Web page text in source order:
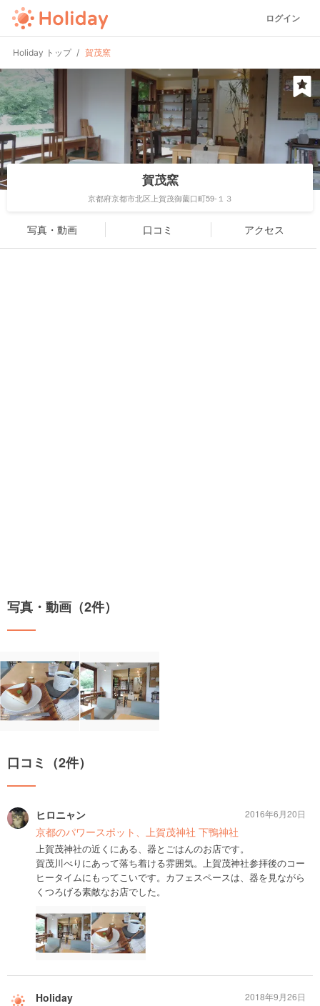
ログイン
Holiday トップ 賀茂窯
賀茂窯
京都府京都市北区上賀茂御薗口町59-１３
写真・動画 口コミ アクセス
写真・動画（2件）
口コミ（2件）
ヒロニャン
京都のパワースポット、上賀茂神社 下鴨神社
上賀茂神社の近くにある、器とごはんのお店です。
賀茂川べりにあって落ち着ける雰囲気。上賀茂神社参拝後のコー
ヒータイムにもってこいです。カフェスペースは、器を見ながら
くつろげる素敵なお店でした。
2016年6月20日
Holiday 2018年9月26日